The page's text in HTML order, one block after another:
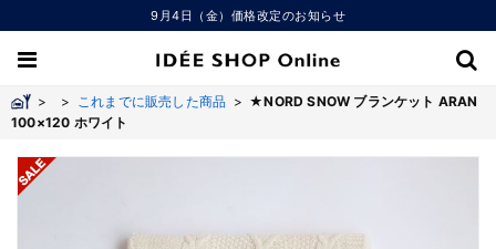
9月4日（金）価格改定のお知らせ
> > これまでに販売した商品 > ★NORD SNOW ブランケット ARAN
100×120 ホワイト